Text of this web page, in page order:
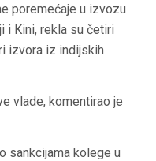
poremećaje u izvozu
i Kini, rekla su četiri
izvora iz indijskih
vlade, komentirao je
sankcijama kolege u